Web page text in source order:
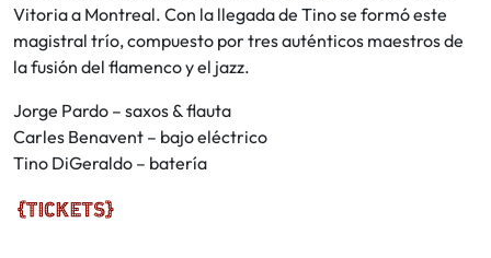
Vitoria a Montreal. Con la llegada de Tino se formó este
magistral trío, compuesto por tres auténticos maestros de
la fusión del flamenco y el jazz.
Jorge Pardo – saxos & flauta
Carles Benavent – bajo eléctrico
Tino DiGeraldo – batería